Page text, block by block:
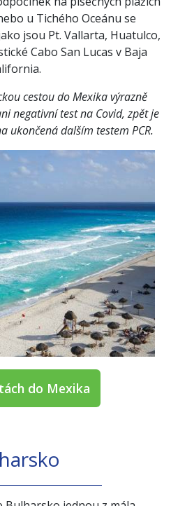
u Tichého Oceánu se
jsou Pt. Vallarta, Huatulco,
Cabo San Lucas v Baja
cestou do Mexika výrazně
negativní test na Covid, zpět je
ukončená dalším testem PCR.
do Mexika